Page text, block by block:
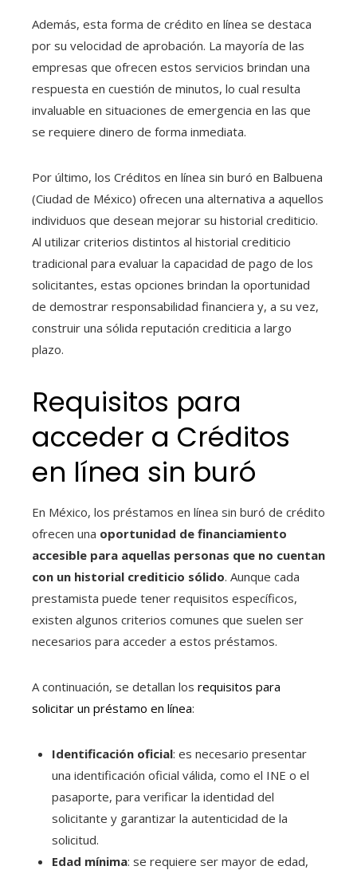
Además, esta forma de crédito en línea se destaca
por su velocidad de aprobación. La mayoría de las
empresas que ofrecen estos servicios brindan una
respuesta en cuestión de minutos, lo cual resulta
invaluable en situaciones de emergencia en las que
se requiere dinero de forma inmediata.
Por último, los Créditos en línea sin buró en Balbuena
(Ciudad de México) ofrecen una alternativa a aquellos
individuos que desean mejorar su historial crediticio.
Al utilizar criterios distintos al historial crediticio
tradicional para evaluar la capacidad de pago de los
solicitantes, estas opciones brindan la oportunidad
de demostrar responsabilidad financiera y, a su vez,
construir una sólida reputación crediticia a largo
plazo.
Requisitos para
acceder a Créditos
en línea sin buró
En México, los préstamos en línea sin buró de crédito
ofrecen una oportunidad de financiamiento
accesible para aquellas personas que no cuentan
con un historial crediticio sólido. Aunque cada
prestamista puede tener requisitos específicos,
existen algunos criterios comunes que suelen ser
necesarios para acceder a estos préstamos.
A continuación, se detallan los requisitos para
solicitar un préstamo en línea:
Identificación oficial: es necesario presentar
una identificación oficial válida, como el INE o el
pasaporte, para verificar la identidad del
solicitante y garantizar la autenticidad de la
solicitud.
Edad mínima: se requiere ser mayor de edad,